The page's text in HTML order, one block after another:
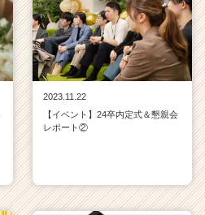
2023.11.22
【イベント】24卒内定式＆懇親会
レポート②